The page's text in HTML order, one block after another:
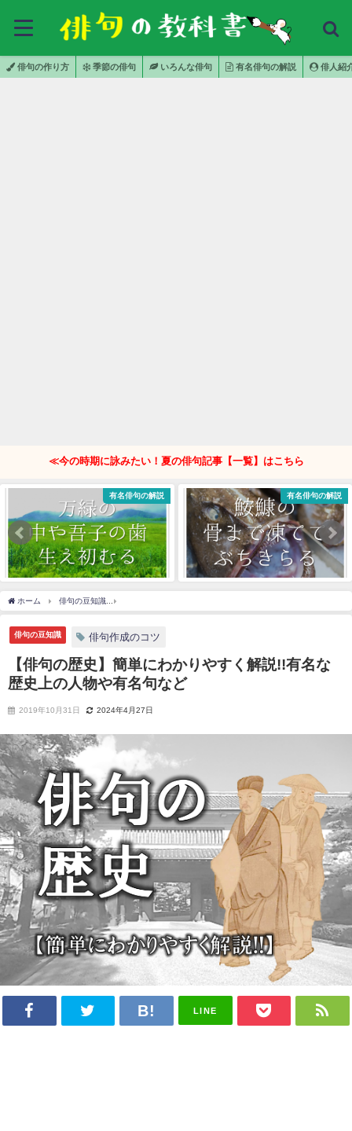
俳句の作り方 季節の俳句 いろんな俳句 有名俳句の解説 俳人紹
≪今の時期に詠みたい！夏の俳句記事【一覧】はこちら
有名俳句の解説 有名俳句の解説
ホーム 俳句の豆知識
俳句の豆知識 俳句作成のコツ
【俳句の歴史】簡単にわかりやすく解説!!有名な
歴史上の人物や有名句など
2019年10月31日 2024年4月27日
LINE